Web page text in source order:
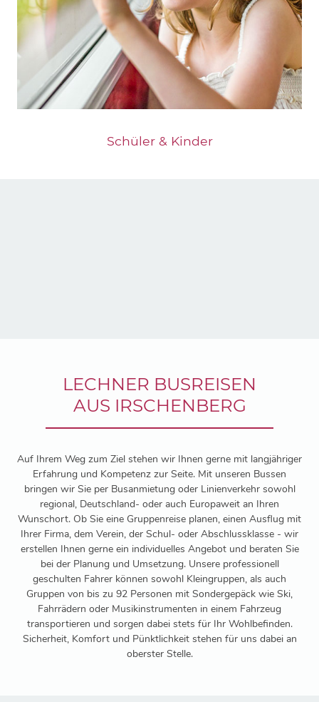
Schüler & Kinder
LECHNER BUSREISEN
AUS IRSCHENBERG
Auf Ihrem Weg zum Ziel stehen wir Ihnen gerne mit langjähriger
Erfahrung und Kompetenz zur Seite. Mit unseren Bussen
bringen wir Sie per Busanmietung oder Linienverkehr sowohl
regional, Deutschland- oder auch Europaweit an Ihren
Wunschort. Ob Sie eine Gruppenreise planen, einen Ausflug mit
Ihrer Firma, dem Verein, der Schul- oder Abschlussklasse - wir
erstellen Ihnen gerne ein individuelles Angebot und beraten Sie
bei der Planung und Umsetzung. Unsere professionell
geschulten Fahrer können sowohl Kleingruppen, als auch
Gruppen von bis zu 92 Personen mit Sondergepäck wie Ski,
Fahrrädern oder Musikinstrumenten in einem Fahrzeug
transportieren und sorgen dabei stets für Ihr Wohlbefinden.
Sicherheit, Komfort und Pünktlichkeit stehen für uns dabei an
oberster Stelle.